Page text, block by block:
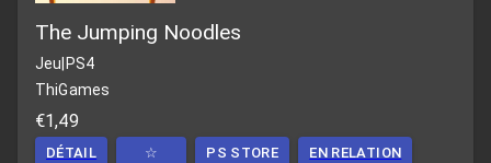
The Jumping Noodles
Jeu|PS4
ThiGames
€1,49
DÉTAIL ☆ PS STORE EN RELATION